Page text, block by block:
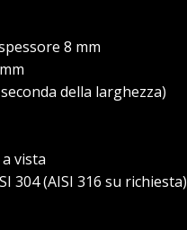
8 mm
della larghezza)
vista
304 (AISI 316 su richiesta)